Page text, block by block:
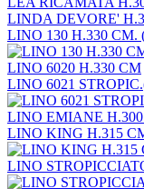
LINDA DEVORE'
LINO 130 H.330 CM.
LINO 6020 H.330 CM
LINO 6021
LINO EMIANE
LINO KING H.315
LINO